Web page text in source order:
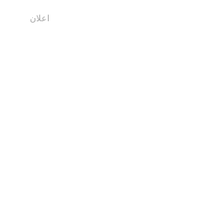
اعلان